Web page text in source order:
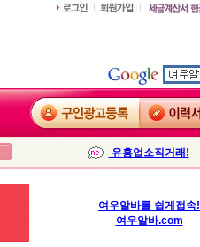
유흥업소직거래!
여우알바를 쉽게접속!
여우알바.com